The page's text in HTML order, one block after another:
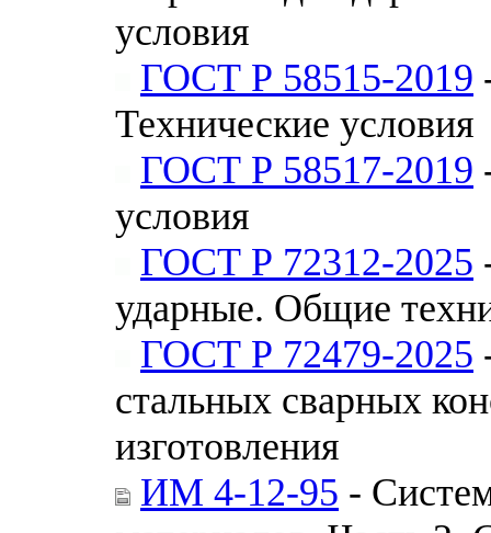
условия
ГОСТ Р 58515-2019
Технические условия
ГОСТ Р 58517-2019
условия
ГОСТ Р 72312-2025
ударные. Общие
ГОСТ Р 72479-2025
стальных сварных
изготовления
ИМ 4-12-95 -